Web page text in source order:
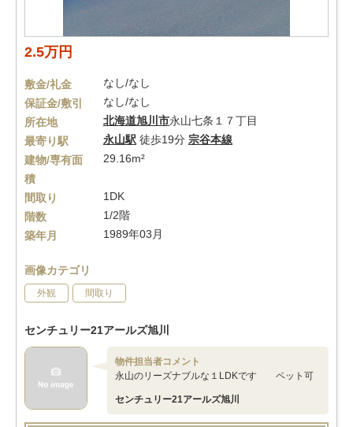
2.5万円
敷金/礼金
なし/なし
保証金/敷引
なし/なし
所在地
北海道旭川市永山七条１７丁目
最寄り駅
永山駅 徒歩19分 宗谷本線
建物/専有面
積
29.16m²
間取り
1DK
階数
1/2階
築年月
1989年03月
画像カテゴリ
外観 間取り
センチュリー21アールズ旭川
物件担当者コメント
永山のリーズナブルな１LDKです ペット可
センチュリー21アールズ旭川